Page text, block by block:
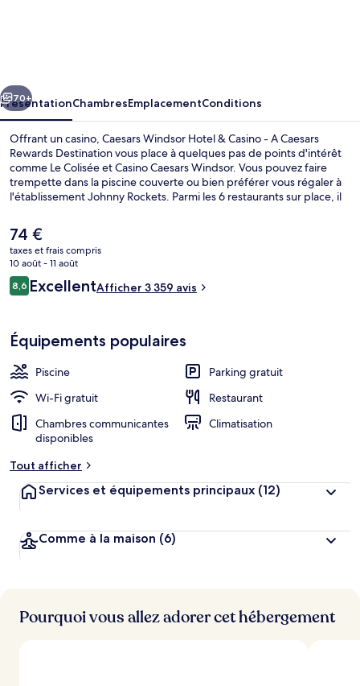
Casino
-
A
Caesars
Rewards
Suivant
70+
PrésentationChambresEmplacementConditions
Offrant un casino, Caesars Windsor Hotel & Casino - A Caesars
Rewards Destination vous place à quelques pas de points d'intérêt
comme Le Colisée et Casino Caesars Windsor. Vous pouvez faire
trempette dans la piscine couverte ou bien préférer vous régaler à
l'établissement Johnny Rockets. Parmi les 6 restaurants sur place, il
dîner. Parmi les autres petits avantages de cet hébergement
figurent 4 bars/lounges, un centre de remise en forme et un sauna.
La literie de qualité et le personnel attentionné remportent un franc
succès auprès des autres voyageurs.
Le
prix
actuel
est
de
74 €
taxes et frais compris
10 août - 11 août
Avis
voyageurs
8,68,6 sur 10
ExcellentAfficher 3 359 avis
Équipements populaires
Piscine
Parking gratuit
Wi-Fi gratuit
Restaurant
Chambres communicantes
disponibles
Climatisation
Tout afficher
Services et équipements principaux (12)
Comme à la maison (6)
Pourquoi vous allez adorer cet hébergement